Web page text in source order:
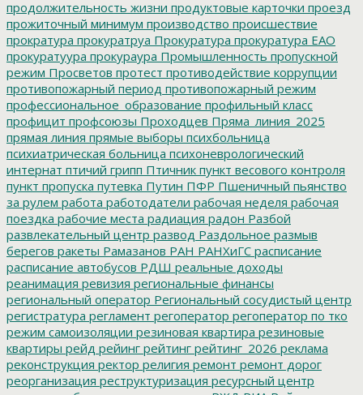
продолжительность жизни продуктовые карточки проезд
прожиточный минимум производство происшествие
прократура прокуратруа Прокуратура прокуратура ЕАО
прокуратуура прокураура Промышленность пропускной
режим Просветов протест противодействие коррупции
противопожарный период противопожарный режим
профессиональное_образование профильный класс
профицит профсоюзы Проходцев Пряма_линия_2025
прямая линия прямые выборы психбольница
психиатрическая больница психоневрологический
интернат птичий грипп Птичник пункт весового контроля
пункт пропуска путевка Путин ПФР Пшеничный пьянство
за рулем работа работодатели рабочая неделя рабочая
поездка рабочие места радиация радон Разбой
развлекательный центр развод Раздольное размыв
берегов ракеты Рамазанов РАН РАНХиГС расписание
расписание автобусов РДШ реальные доходы
реанимация ревизия региональные финансы
региональный оператор Региональный сосудистый центр
регистратура регламент регоператор регоператор по тко
режим самоизоляции резиновая квартира резиновые
квартиры рейд рейинг рейтинг рейтинг_2026 реклама
реконструкция ректор религия ремонт ремонт дорог
реорганизация реструктуризация ресурсный центр